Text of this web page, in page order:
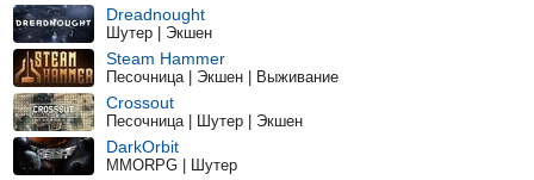
Dreadnought
Шутер | Экшен
Steam Hammer
Песочница | Экшен | Выживание
Crossout
Песочница | Шутер | Экшен
DarkOrbit
MMORPG | Шутер